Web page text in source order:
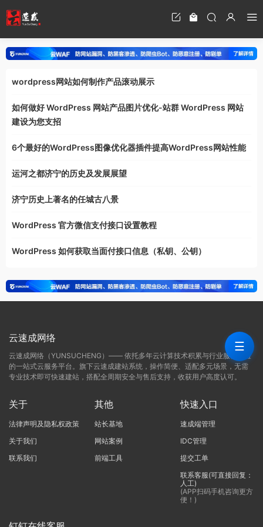
wordpress网站如何制作产品滚动展示
如何做好 WordPress 网站产品图片优化-站群 WordPress 网站
建设为您支招
6个最好的WordPress图像优化器插件提高WordPress网站性能
运河之都济宁的历史及发展展望
济宁历史上著名的任城古八景
WordPress 官方微信支付接口设置教程
WordPress 如何获取当面付接口信息（私钥、公钥）
云速成网络
云速成网络（YUNSUCHENG）—— 依托多年云计算技术积累与行业服务经验
的一站式云服务平台。旗下云速成建站系统，操作简便、适配多元场景，无需
专业技术即可快速建站，搭配全周期安全与售后支持，收获用户高度认可。
关于
法律声明及隐私权政策
关于我们
联系我们
其他
站长基地
网站案例
前端工具
快速入口
速成端管理
IDC管理
提交工单
联系客服(可直接回复：
人工)
(APP扫码手机咨询更方
便！)
☰